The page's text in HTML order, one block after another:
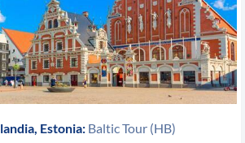
Estonia: Baltic Tour (HB)